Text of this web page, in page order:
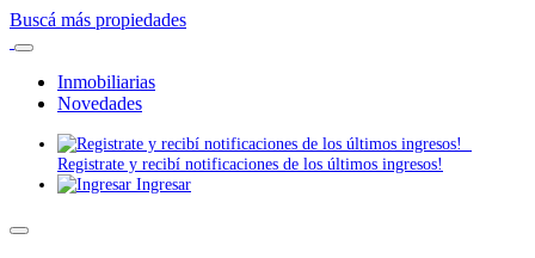
Buscá más propiedades
Inmobiliarias
Novedades
Registrate y recibí notificaciones de los últimos ingresos!
Ingresar